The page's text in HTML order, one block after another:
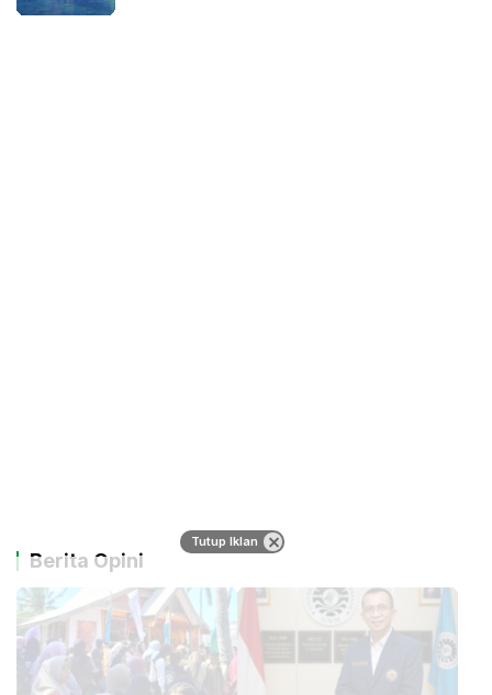
Berita Opini
Tutup Iklan